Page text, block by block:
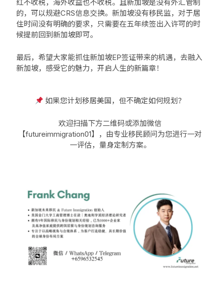
红不收税，海外收益也不收税。且新加坡是没有外汇管制
的，可以规避CRS信息交换。新加坡没有移民监，对于居
住时间没有明确的要求，只需要在五年续签出入许可的时
候提前回到新加坡即可。
最后，希望大家能抓住新加坡EP签证带来的机遇，去融入
新加坡，感受它的魅力，开启人生的新篇章！
如果您计划移居美国，但不确定如何规划？
欢迎扫描下方二维码或添加微信
【futureimmigration01】，由专业移民顾问 为您进行一对
一评估，量身定制方案。